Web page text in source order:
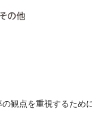
観点を重視するため